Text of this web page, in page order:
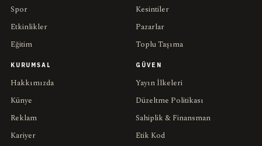
Spor
Etkinlikler
Eğitim
Kesintiler
Pazarlar
Toplu Taşıma
KURUMSAL
Hakkımızda
Künye
Reklam
Kariyer
GÜVEN
Yayın İlkeleri
Düzeltme Politikası
Sahiplik & Finansman
Etik Kod